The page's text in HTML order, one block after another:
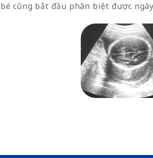
bé cũng bắt đầu phân biệt được